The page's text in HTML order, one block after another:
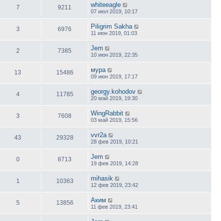
7 9211 whiteeagle
07 июл 2019, 10:17
3 6976 Piligrim Sakha
11 июн 2019, 01:03
2 7385 Jem
10 июн 2019, 22:35
13 15486 мура
09 июн 2019, 17:17
4 11785 georgy.kohodov
20 май 2019, 19:30
3 7608 WingRabbit
03 май 2019, 15:56
43 29328 vvr2a
28 фев 2019, 10:21
0 8713 Jem
19 фев 2019, 14:28
1 10363 mihasik
12 фев 2019, 23:42
5 13856 Аким
11 фев 2019, 23:41